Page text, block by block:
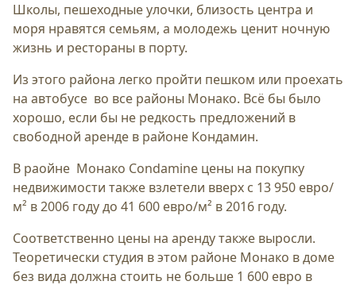
Школы, пешеходные улочки, близость центра и
моря нравятся семьям, а молодежь ценит ночную
жизнь и рестораны в порту.
Из этого района легко пройти пешком или проехать
на автобусе во все районы Монако. Всё бы было
хорошо, если бы не редкость предложений в
свободной аренде в районе Кондамин.
В раойне Монако Сondamine цены на покупку
недвижимости также взлетели вверх с 13 950 евро/
м² в 2006 году до 41 600 евро/м² в 2016 году.
Соответственно цены на аренду также выросли.
Теоретически студия в этом районе Монако в доме
без вида должна стоить не больше 1 600 евро в